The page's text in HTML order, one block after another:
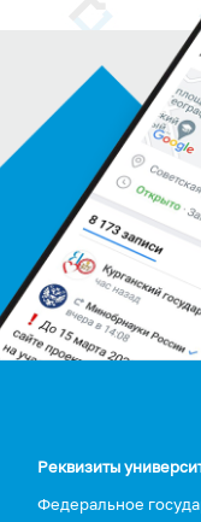
Реквизиты
Федеральное